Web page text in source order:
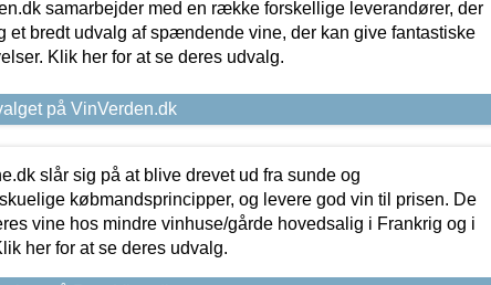
samarbejder med en række forskellige leverandører, der
et bredt udvalg af spændende vine, der kan give fantastiske
Klik her for at se deres udvalg.
på VinVerden.dk
slår sig på at blive drevet ud fra sunde og
købmandsprincipper, og levere god vin til prisen. De
vine hos mindre vinhuse/gårde hovedsalig i Frankrig og i
her for at se deres udvalg.